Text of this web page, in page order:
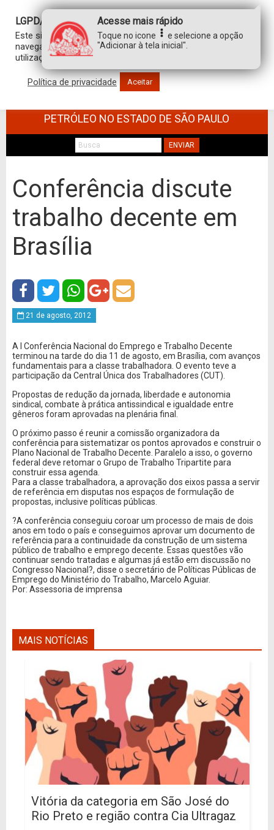
SINDICATO DOS TRABALHADORES NO
PETRÓLEO NO ESTADO DE SÃO PAULO
ENVIAR
Conferência discute
trabalho decente em
Brasília
21 de agosto, 2012
A I Conferência Nacional do Emprego e Trabalho Decente
terminou na tarde do dia 11 de agosto, em Brasília, com avanços
fundamentais para a classe trabalhadora. O evento teve a
participação da Central Única dos Trabalhadores (CUT).
Propostas de redução da jornada, liberdade e autonomia
sindical, combate à prática antissindical e igualdade entre
gêneros foram aprovadas na plenária final.
O próximo passo é reunir a comissão organizadora da
conferência para sistematizar os pontos aprovados e construir o
Plano Nacional de Trabalho Decente. Paralelo a isso, o governo
federal deve retomar o Grupo de Trabalho Tripartite para
construir essa agenda.
Para a classe trabalhadora, a aprovação dos eixos passa a servir
de referência em disputas nos espaços de formulação de
propostas, inclusive políticas públicas.
?A conferência conseguiu coroar um processo de mais de dois
anos em todo o país e conseguimos aprovar um documento de
referência para a continuidade da construção de um sistema
público de trabalho e emprego decente. Essas questões vão
continuar sendo tratadas e algumas já estão em discussão no
Congresso Nacional?, disse o secretário de Políticas Públicas de
Emprego do Ministério do Trabalho, Marcelo Aguiar.
Por: Assessoria de imprensa
MAIS NOTÍCIAS
Vitória da categoria em São José do
Rio Preto e região contra Cia Ultragaz
LGPD/GDPR
Este site usa cookies para personalizar sua experiência de
navegação. Ao clicar em “aceitar”, você concorda com a
utilização de TODOS os cookies.
Política de privacidade Aceitar
Acesse mais rápido
Toque no icone
e selecione a opção
"Adicionar à tela inicial".